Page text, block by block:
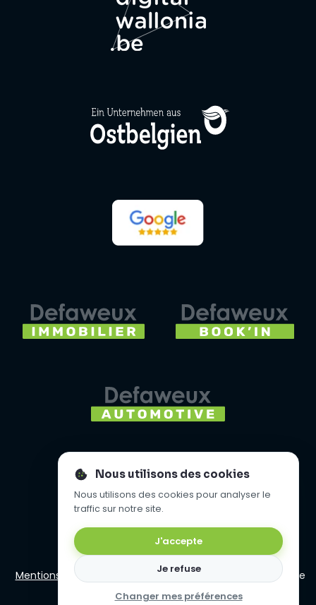
Nous utilisons des cookies
Nous utilisons des cookies pour analyser le
traffic sur notre site.
J'accepte
Je refuse
Changer mes préférences
Mentions légales
- Copyright 2008 - 2026 Agence Digitale
Defaweux